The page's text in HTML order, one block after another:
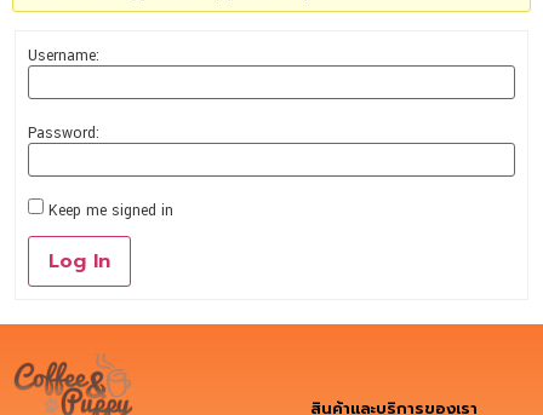
Username:
Password:
Keep me signed in
Log In
สินค้าและบริการของเรา